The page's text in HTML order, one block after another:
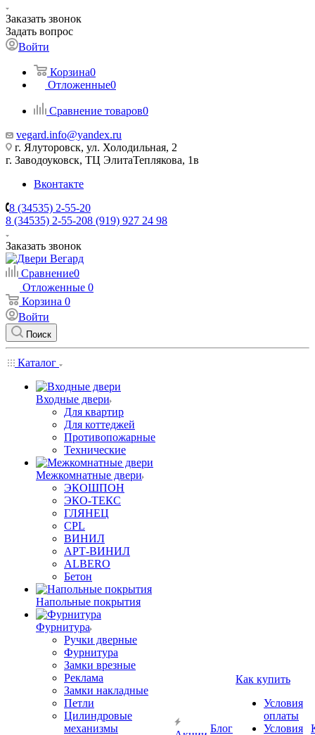
Заказать звонок
Задать вопрос
Войти
Корзина0
Отложенные0
Сравнение товаров0
vegard.info@yandex.ru
г. Ялуторовск, ул. Холодильная, 2
г. Заводоуковск, ​ТЦ Элита​Теплякова, 1в
Вконтакте
8 (34535) 2-55-20
8 (34535) 2-55-208 (919) 927 24 98
Заказать звонок
Сравнение0
Отложенные 0
Корзина 0
Войти
Поиск
Каталог
Входные двери
Для квартир
Для коттеджей
Противопожарные
Технические
Межкомнатные двери
ЭКОШПОН
ЭКО-ТЕКС
ГЛЯНЕЦ
CPL
ВИНИЛ
АРТ-ВИНИЛ
ALBERO
Бетон
Напольные покрытия
Фурнитура
Ручки дверные
Фурнитура
Замки врезные
Реклама
Замки накладные
Петли
Цилиндровые
механизмы
Блог
Как купить
Условия
оплаты
Условия